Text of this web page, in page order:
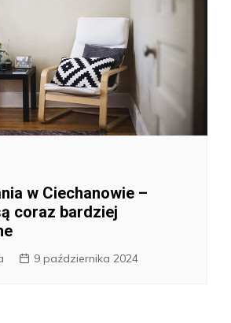
w Ciechanowie –
coraz bardziej
9 października 2024